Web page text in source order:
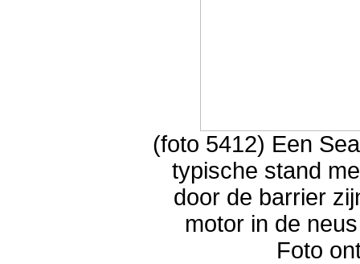
(foto 5412) Een
typische stand
door de barrier
motor in de
Foto